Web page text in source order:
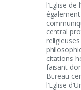
l’Eglise de
central
citations
faisant
Bureau
l’Eglise